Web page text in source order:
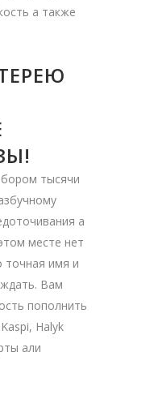
а также
тысячи
а
месте нет
точная имя и
Вам
пополнить
Halyk
али